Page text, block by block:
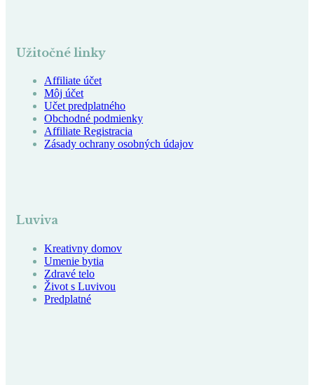
Užitočné linky
Affiliate účet
Môj účet
Učet predplatného
Obchodné podmienky
Affiliate Registracia
Zásady ochrany osobných údajov
Luviva
Kreativny domov
Umenie bytia
Zdravé telo
Život s Luvivou
Predplatné